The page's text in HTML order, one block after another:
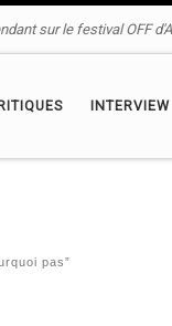
sur le festival OFF
INTERVIEW
pas”